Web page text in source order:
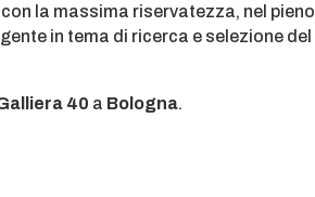
la massima riservatezza, nel pieno
in tema di ricerca e selezione del
40 a Bologna.